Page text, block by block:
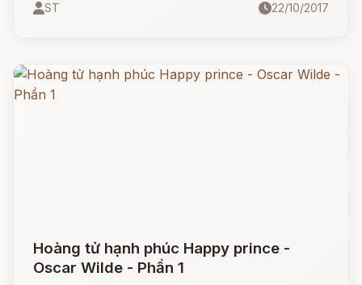
vào đó nghỉ ngơi. Có một ông già đi qua xá-la.
ST 22/10/2017
Hoàng tử hạnh phúc Happy prince -
Oscar Wilde - Phần 1